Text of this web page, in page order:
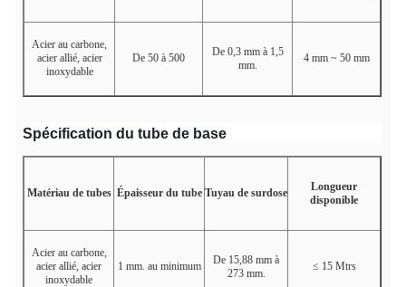
Acier au carbone,
acier allié, acier
inoxydable
De 50 à 500
De 0,3 mm à 1,5
mm.
4 mm ~ 50 mm
Spécification du tube de base
Matériau de tubes Épaisseur du tube Tuyau de surdose
Longueur
disponible
Acier au carbone,
acier allié, acier
inoxydable
1 mm. au minimum
De 15,88 mm à
273 mm.
≤ 15 Mtrs